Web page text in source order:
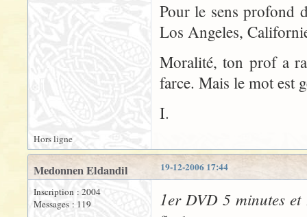
Pour le sens profond
Los Angeles,
Moralité, ton prof a
farce. Mais le mot est
I.
Hors ligne
19-12-2006 17:44
Medonnen Eldandil
Inscription : 2004
Messages : 119
1er DVD 5 minutes et